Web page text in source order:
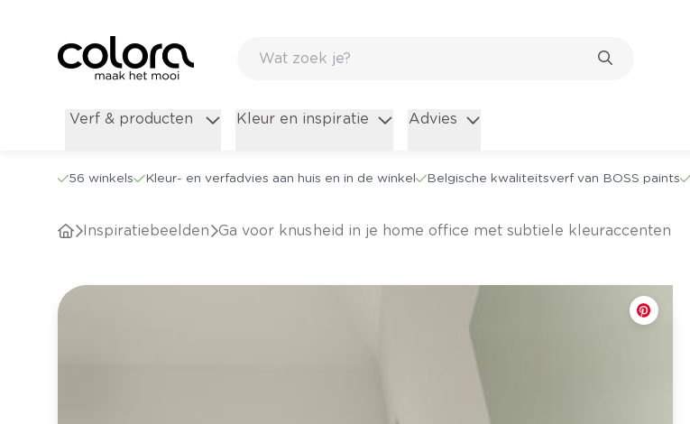
Verf & producten Kleur en inspiratie Advies
56 winkels Kleur- en verfadvies aan huis en in de winkel Belgische kwaliteitsverf van BOSS paints
Inspiratiebeelden Ga voor knusheid in je home office met subtiele kleuraccenten